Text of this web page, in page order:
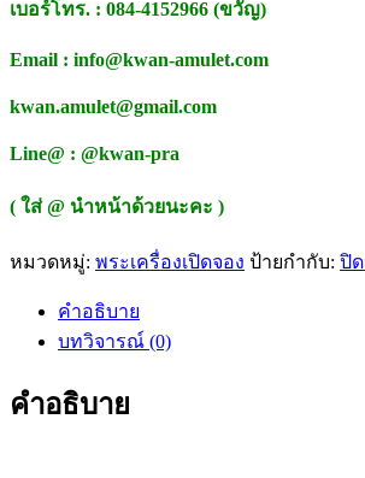
เบอร์โทร. : 084-4152966 (ขวัญ)
Email : info@kwan-amulet.com
kwan.amulet@gmail.com
Line@ : @kwan-pra
( ใส่ @ นำหน้าด้วยนะคะ )
หมวดหมู่: พระเครื่องเปิดจอง ป้ายกำกับ: ปิ
คำอธิบาย
บทวิจารณ์ (0)
คำอธิบาย